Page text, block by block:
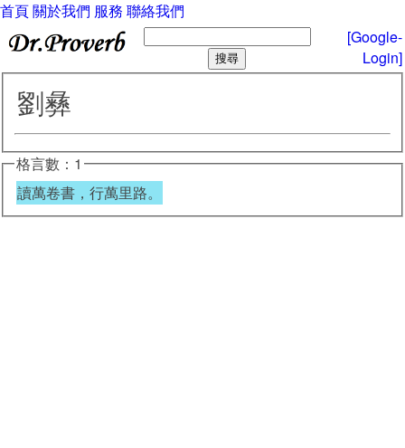
首頁關於我們 服務 聯絡我們
[Google-
Login]
劉彝
格言數：1
讀萬卷書，行萬里路。